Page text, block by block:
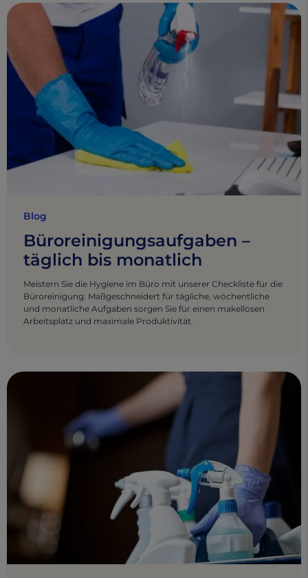
Blog
Büroreinigungsaufgaben –
täglich bis monatlich
Meistern Sie die Hygiene im Büro mit unserer Checkliste für die
Büroreinigung. Maßgeschneidert für tägliche, wöchentliche
und monatliche Aufgaben sorgen Sie für einen makellosen
Arbeitsplatz und maximale Produktivität.